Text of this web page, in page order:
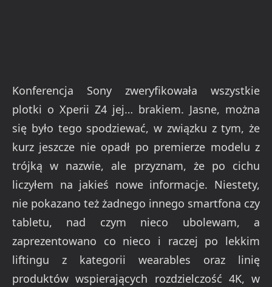
Konferencja Sony zweryfikowała wszystkie
plotki o Xperii Z4 jej… brakiem. Jasne, można
się było tego spodziewać, w związku z tym, że
kurz jeszcze nie opadł po premierze modelu z
trójką w nazwie, ale przyznam, że po cichu
liczyłem na jakieś nowe informacje. Niestety,
nie pokazano też żadnego innego smartfona czy
tabletu, nad czym nieco ubolewam, a
zaprezentowano co nieco i raczej po lekkim
liftingu z kategorii wearables oraz linię
produktów wspierających rozdzielczość 4K, w